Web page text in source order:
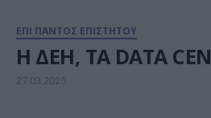
ΕΠΙ ΠΑΝΤΟΣ ΕΠΙΣΤΗΤΟΥ
Η ΔΕΗ, ΤΑ DATA
27.03.2025